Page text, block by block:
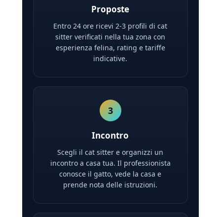
Proposte
Entro 24 ore ricevi 2-3 profili di cat
sitter verificati nella tua zona con
esperienza felina, rating e tariffe
indicative.
3
Incontro
Scegli il cat sitter e organizzi un
incontro a casa tua. Il professionista
conosce il gatto, vede la casa e
prende nota delle istruzioni.